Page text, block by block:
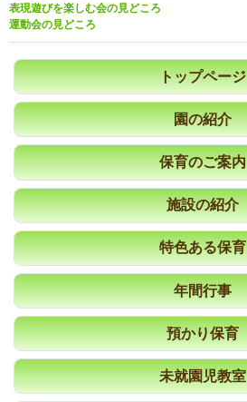
表現遊びを楽しむ会の見どころ
運動会の見どころ
トップページ
園の紹介
保育のご案内
施設の紹介
特色ある保育
年間行事
預かり保育
未就園児教室